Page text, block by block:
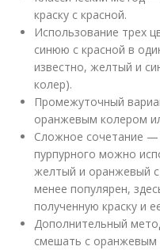
краску с красной.
Использование трех
синюю с красной в
известно, желтый и
колер).
Промежуточный
оранжевым колером
Сложное сочетание
пурпурного можно
желтый и оранжевый
менее популярен,
полученную краску и
Дополнительный
смешать с оранжевым